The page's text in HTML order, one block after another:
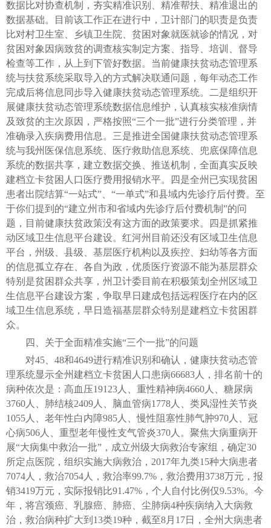
数据比对协查机制，夯实精准识别、精准帮扶、精准退出的
数据基础。目前该工作正在进行中，卫计部门的职责是负责
比对村卫生室、乡镇卫生院、贫困对象就医就诊的情况，对
贫困对象因病致贫的调查核实制定方案、指导、培训、督导
检查等工作，从上到下管好数据。当前健康扶贫动态管理系
统与扶贫系统采取导入的方式解决联通问题，每年动态工作
完成后将信息同步导入健康扶贫动态管理系统。二是组织开
展健康扶贫动态管理系统数据信息维护，认真核实核准病情
及致贫的主次原因，严格按照“三个一批”进行分类管理，并
准确录入疾病费用信息。三是推进全国健康扶贫动态管理系
统与我州医保信息系统、医疗救助信息系统、兜底保障信息
系统的数据共享，建立数据交换、推送机制，全面真实反映
建档立卡贫困人口医疗费用报销水平。四是全州已实现贫困
患者出院结算“一站式”、“一单式”和县域内先诊疗后付费。至
于你们提到的“建立州市和省域内先诊疗后付费机制”的问
题，目前健康扶贫政策没有这方面的政策要求。四是抓紧推
动区域卫生信息平台建设。红河州目前还没有区域卫生信息
平台，州级、县级、基层医疗机构以及疾控、妇幼等各方面
的信息孤立存在、各自为政，优质医疗资源不能为基层群众
特别是贫困群众共享，州卫计委目前在积极策划全州区域卫
生信息平台建设方案，争取早日建成包括远程医疗在内的区
域卫生信息系统，早日造福基层群众特别是建档立卡贫困群
众。
四、关于全面精准实施“三个一批”的问题
对45、48和4649进行精准识别和确认，健康扶贫动态管
理系统显示全州建档立卡贫困人口患病66683人，排名前十的
病种依次是：高血压19123人、重性精神病4660人、糖尿病
3760人、肺结核2409人、脑血管病1778人、类风湿性关节炎
1055人、老年性白内障985人、慢性阻塞性肺气肿970人、冠
心病506人、重型老年慢性支气管炎370人。聚焦大病重病开
展“大病集中救治一批”，成立州级大病救治专家组，确定30
所定点医院，组织实施大病救治，2017年九类15种大病患者
7074人，救治7054人，救治率99.7%，救治费用3738万元，报
销3419万元，实际报销比91.47%，个人自付比例仅9.53%。今
年，将宫颈癌、乳腺癌、肺癌、尘肺病4种疾病纳入大病救
治，救治病种扩大到13类19种，截至8月17日，全州大病患者